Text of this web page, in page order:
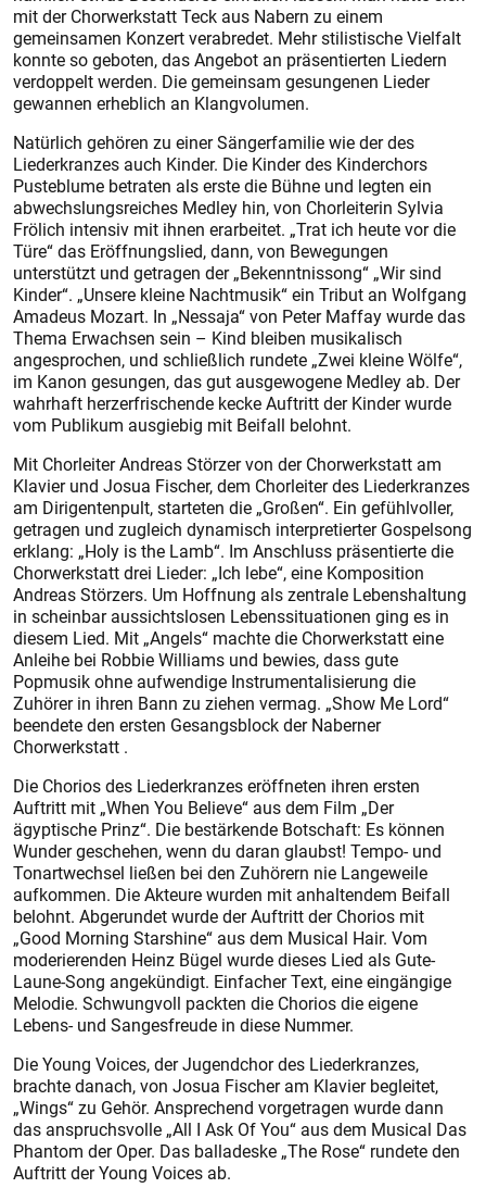
mit der Chorwerkstatt Teck aus Nabern zu einem
gemeinsamen Konzert verabredet. Mehr stilistische Vielfalt
konnte so geboten, das Angebot an präsentierten Liedern
verdoppelt werden. Die gemeinsam gesungenen Lieder
gewannen erheblich an Klangvolumen.
Natürlich gehören zu einer Sängerfamilie wie der des
Liederkranzes auch Kinder. Die Kinder des Kinderchors
Pusteblume betraten als erste die Bühne und legten ein
abwechslungsreiches Medley hin, von Chorleiterin Sylvia
Frölich intensiv mit ihnen erarbeitet. „Trat ich heute vor die
Türe“ das Eröffnungslied, dann, von Bewegungen
unterstützt und getragen der „Bekenntnissong“ „Wir sind
Kinder“. „Unsere kleine Nachtmusik“ ein Tribut an Wolfgang
Amadeus Mozart. In „Nessaja“ von Peter Maffay wurde das
Thema Erwachsen sein – Kind bleiben musikalisch
angesprochen, und schließlich rundete „Zwei kleine Wölfe“,
im Kanon gesungen, das gut ausgewogene Medley ab. Der
wahrhaft herzerfrischende kecke Auftritt der Kinder wurde
vom Publikum ausgiebig mit Beifall belohnt.
Mit Chorleiter Andreas Störzer von der Chorwerkstatt am
Klavier und Josua Fischer, dem Chorleiter des Liederkranzes
am Dirigentenpult, starteten die „Großen“. Ein gefühlvoller,
getragen und zugleich dynamisch interpretierter Gospelsong
erklang: „Holy is the Lamb“. Im Anschluss präsentierte die
Chorwerkstatt drei Lieder: „Ich lebe“, eine Komposition
Andreas Störzers. Um Hoffnung als zentrale Lebenshaltung
in scheinbar aussichtslosen Lebenssituationen ging es in
diesem Lied. Mit „Angels“ machte die Chorwerkstatt eine
Anleihe bei Robbie Williams und bewies, dass gute
Popmusik ohne aufwendige Instrumentalisierung die
Zuhörer in ihren Bann zu ziehen vermag. „Show Me Lord“
beendete den ersten Gesangsblock der Naberner
Chorwerkstatt .
Die Chorios des Liederkranzes eröffneten ihren ersten
Auftritt mit „When You Believe“ aus dem Film „Der
ägyptische Prinz“. Die bestärkende Botschaft: Es können
Wunder geschehen, wenn du daran glaubst! Tempo- und
Tonartwechsel ließen bei den Zuhörern nie Langeweile
aufkommen. Die Akteure wurden mit anhaltendem Beifall
belohnt. Abgerundet wurde der Auftritt der Chorios mit
„Good Morning Starshine“ aus dem Musical Hair. Vom
moderierenden Heinz Bügel wurde dieses Lied als Gute-
Laune-Song angekündigt. Einfacher Text, eine eingängige
Melodie. Schwungvoll packten die Chorios die eigene
Lebens- und Sangesfreude in diese Nummer.
Die Young Voices, der Jugendchor des Liederkranzes,
brachte danach, von Josua Fischer am Klavier begleitet,
„Wings“ zu Gehör. Ansprechend vorgetragen wurde dann
das anspruchsvolle „All I Ask Of You“ aus dem Musical Das
Phantom der Oper. Das balladeske „The Rose“ rundete den
Auftritt der Young Voices ab.